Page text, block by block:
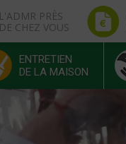
L'ADMR PRÈS
DE CHEZ VOUS
ENTRETIEN
DE LA MAISON